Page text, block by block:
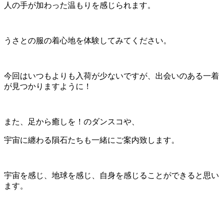
人の手が加わった温もりを感じられます。
うさとの服の着心地を体験してみてください。
今回はいつもよりも入荷が少ないですが、出会いのある一着
が見つかりますように！
また、足から癒しを！のダンスコや、
宇宙に纏わる隕石たちも一緒にご案内致します。
宇宙を感じ、地球を感じ、自身を感じることができると思い
ます。